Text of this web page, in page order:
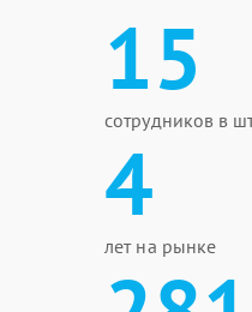
15
сотрудников в
4
лет на рынке